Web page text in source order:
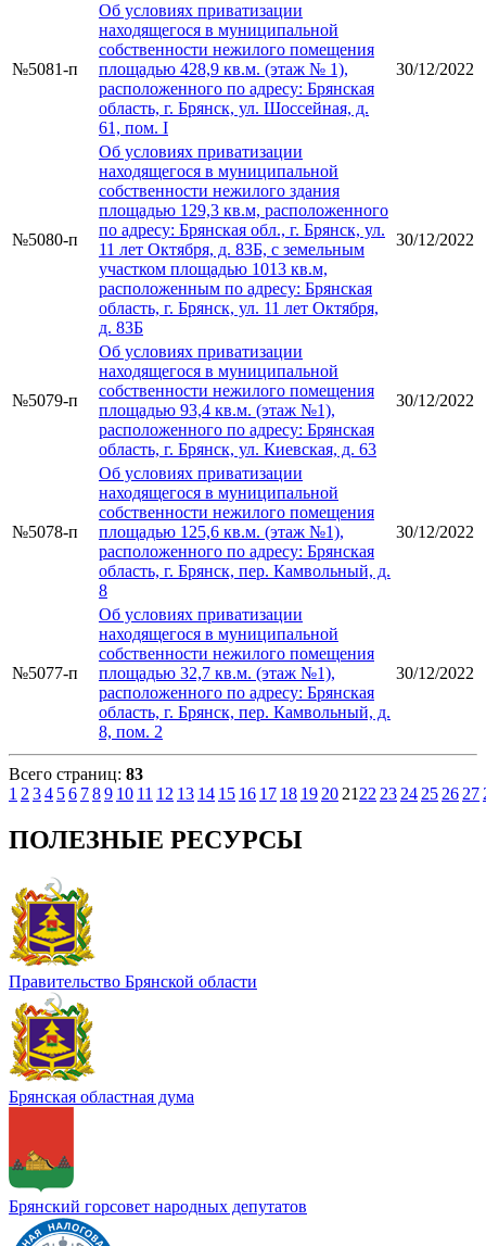
№5081-п
Об условиях приватизации
находящегося в муниципальной
собственности нежилого помещения
площадью 428,9 кв.м. (этаж № 1),
расположенного по адресу: Брянская
область, г. Брянск, ул. Шоссейная, д.
61, пом. I
30/12/2022
№5080-п
Об условиях приватизации
находящегося в муниципальной
собственности нежилого здания
площадью 129,3 кв.м, расположенного
по адресу: Брянская обл., г. Брянск, ул.
11 лет Октября, д. 83Б, с земельным
участком площадью 1013 кв.м,
расположенным по адресу: Брянская
область, г. Брянск, ул. 11 лет Октября,
д. 83Б
30/12/2022
№5079-п
Об условиях приватизации
находящегося в муниципальной
собственности нежилого помещения
площадью 93,4 кв.м. (этаж №1),
расположенного по адресу: Брянская
область, г. Брянск, ул. Киевская, д. 63
30/12/2022
№5078-п
Об условиях приватизации
находящегося в муниципальной
собственности нежилого помещения
площадью 125,6 кв.м. (этаж №1),
расположенного по адресу: Брянская
область, г. Брянск, пер. Камвольный, д.
8
30/12/2022
№5077-п
Об условиях приватизации
находящегося в муниципальной
собственности нежилого помещения
площадью 32,7 кв.м. (этаж №1),
расположенного по адресу: Брянская
область, г. Брянск, пер. Камвольный, д.
8, пом. 2
30/12/2022
Всего страниц: 83
1 234 56 789 10 11 12 13 14 15 16 17 18 192021222324252627
ПОЛЕЗНЫЕ РЕСУРСЫ
Правительство Брянской области
Брянская областная дума
Брянский горсовет народных депутатов